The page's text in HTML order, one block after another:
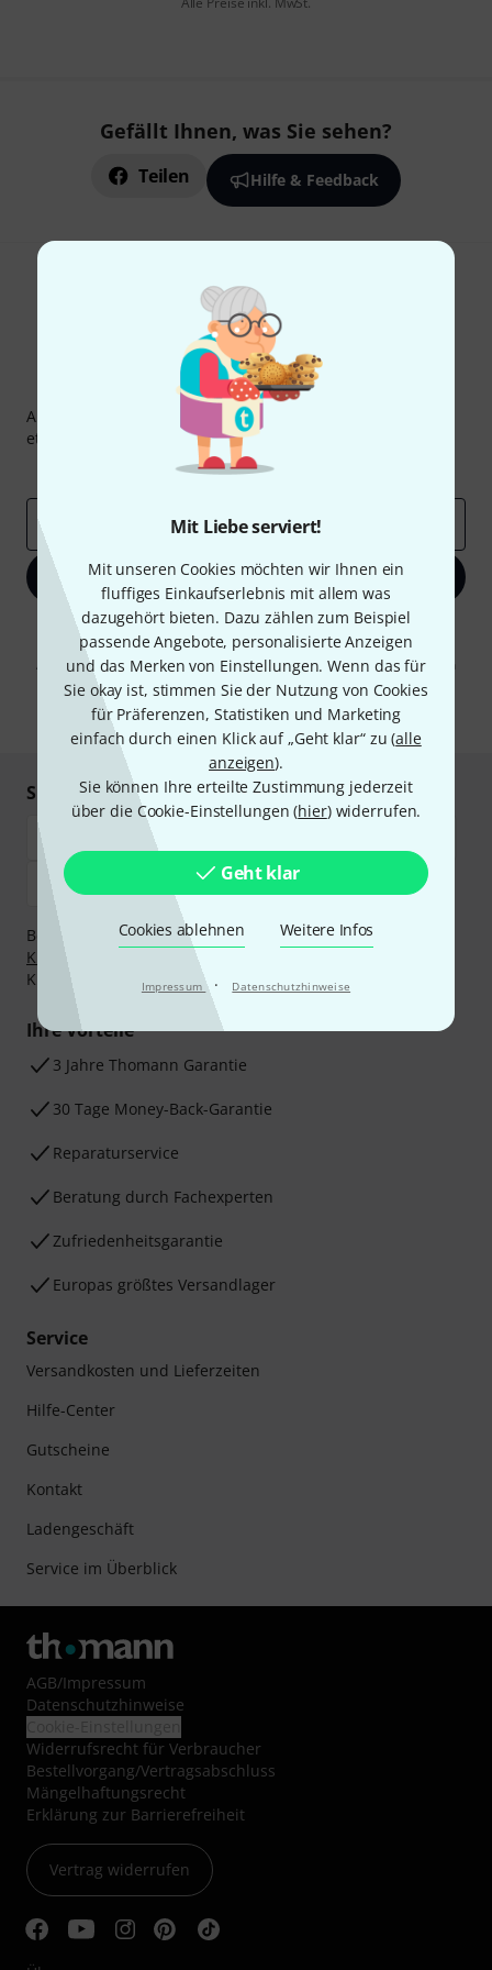
Mit Liebe serviert!
Mit unseren Cookies möchten wir Ihnen ein
fluffiges Einkaufserlebnis mit allem was
dazugehört bieten. Dazu zählen zum Beispiel
passende Angebote, personalisierte Anzeigen
und das Merken von Einstellungen. Wenn das für
Sie okay ist, stimmen Sie der Nutzung von Cookies
für Präferenzen, Statistiken und Marketing
einfach durch einen Klick auf „Geht klar“ zu (alle
anzeigen).
Sie können Ihre erteilte Zustimmung jederzeit
über die Cookie-Einstellungen (hier) widerrufen.
Geht klar
Cookies ablehnen Weitere Infos
Impressum · Datenschutzhinweise
Gefällt Ihnen, was Sie sehen?
Teilen Hilfe & Feedback
Thomann Newsletter
Abonniere den Thomann Newsletter und gewinne mit
etwas Glück einen von50 Gutscheinen
Inspirierende Beiträge
Deals
Jetzt anmelden
Mit Klick auf „Jetzt anmelden“ stimmen Sie dem Erhalt von E-Mail-
Werbung und einer Messung des E-Mail-Nutzungsverhaltens zu. Die
Abmeldung ist jederzeit möglich. Weitere Informationen finden Sie in
unseren
Datenschutzhinweisen
* Pflichtfeld
Sicher einkaufen & bezahlen
Bezahlen Sie vertraulich und sicher per Vorkasse, PayPal,
Klarna Sofort bezahlen,
Kreditkarte.
Ihre Vorteile
3 Jahre Thomann Garantie
30 Tage Money-Back-Garantie
Reparaturservice
Beratung durch Fachexperten
Zufriedenheitsgarantie
Europas größtes Versandlager
Service
Versandkosten und Lieferzeiten
Hilfe-Center
Gutscheine
Kontakt
Ladengeschäft
Service im Überblick
AGB/Impressum
Datenschutzhinweise
Widerrufsrecht für Verbraucher
Bestellvorgang/Vertragsabschluss
Mängelhaftungsrecht
Erklärung zur Barrierefreiheit
Vertrag widerrufen